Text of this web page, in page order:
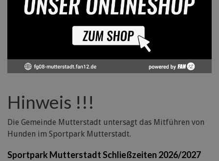
Hinweis !!!
Die Gemeinde Mutterstadt untersagt das Mitführen von
Hunden im Sportpark Mutterstadt.
Sportpark Mutterstadt Schließzeiten 2026/2027